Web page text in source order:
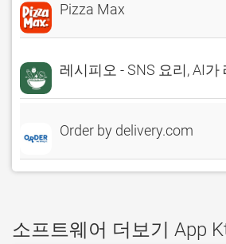
Pizza Max
레시피오 - SNS 요리, AI가
Order by delivery.com
소프트웨어 더보기 App